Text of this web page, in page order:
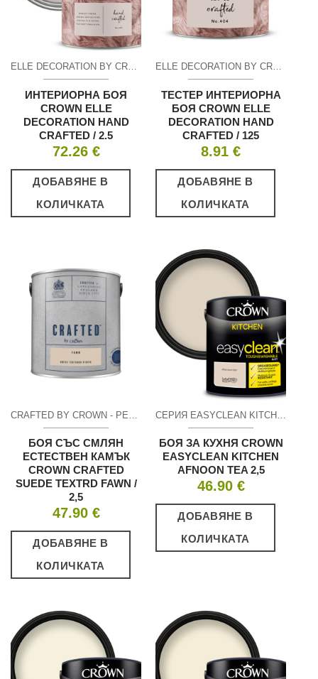
ELLE DECORATION BY CROWN–ИНТЕРИОРНА ЛУКСОЗНА БОЯ
ИНТЕРИОРНА БОЯ
CROWN ELLE
DECORATION HAND
CRAFTED / 2.5
72.26 €
ДОБАВЯНЕ В
КОЛИЧКАТА
ELLE DECORATION BY CROWN–ИНТЕРИОРНА ЛУКСОЗНА БОЯ
ТЕСТЕР ИНТЕРИОРНА
БОЯ CROWN ELLE
DECORATION HAND
CRAFTED / 125
8.91 €
ДОБАВЯНЕ В
КОЛИЧКАТА
БОЯ СЪС СМЛЯН
ЕСТЕСТВЕН КАМЪК
CROWN CRAFTED
SUEDE TEXTRD FAWN /
2,5
47.90 €
ДОБАВЯНЕ В
КОЛИЧКАТА
СЕРИЯ EASYCLEAN KITCHEN ПОЧИСТВАЩ СЕ МАТ
БОЯ ЗА КУХНЯ CROWN
EASYCLEAN KITCHEN
AFNOON TEA 2,5
46.90 €
ДОБАВЯНЕ В
КОЛИЧКАТА